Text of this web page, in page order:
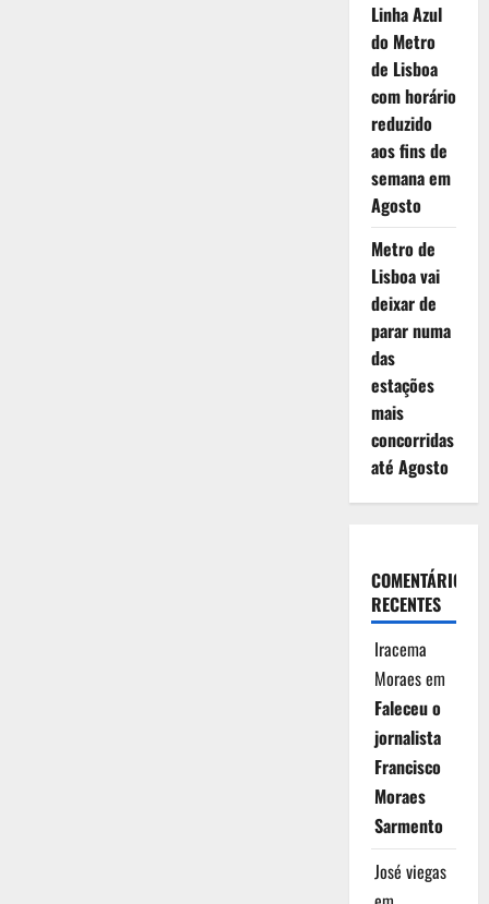
Linha Azul
do Metro
de Lisboa
com horário
reduzido
aos fins de
semana em
Agosto
Metro de
Lisboa vai
deixar de
parar numa
das
estações
mais
concorridas
até Agosto
COMENTÁRIOS
RECENTES
Iracema
Moraesem
Faleceu o
jornalista
Francisco
Moraes
Sarmento
José viegas